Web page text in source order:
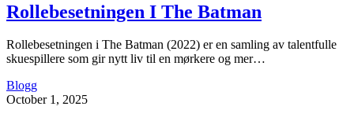
Rollebesetningen I The Batman
Rollebesetningen i The Batman (2022) er en samling av talentfulle
skuespillere som gir nytt liv til en mørkere og mer…
Blogg
October 1, 2025